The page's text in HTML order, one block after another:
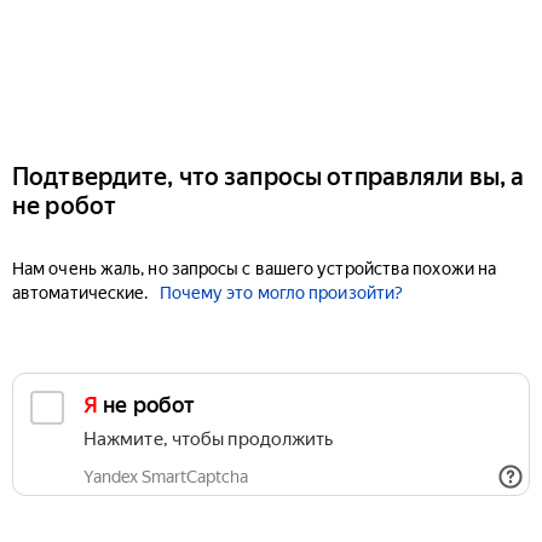
Подтвердите, что запросы отправляли вы, а
не робот
Нам очень жаль, но запросы с вашего устройства похожи на
автоматические.
Почему это могло произойти?
Я не робот
Нажмите, чтобы продолжить
Yandex SmartCaptcha